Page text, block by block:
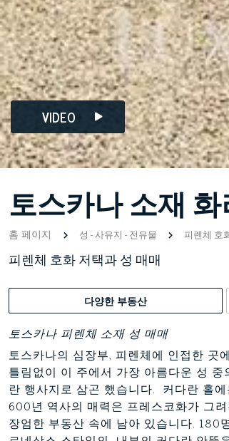
VIDEO
토스카나 소재
홈 페이지 성 -사유지 -전유물 피렌체 호
피렌체 호화 저택과 성 매매
다양한 부동산
토스카나 피렌체 소재 성 매매
토스카나의 심장부, 피렌체에 인접한 곳
틀림없이 이 주에서 가장 아름다운 성
란 행사지로 삼곤 했습니다. 커다란 홀
600년 역사의 매력은 프레스코화가 그
장엄한 부동산 속에 남아 있습니다.